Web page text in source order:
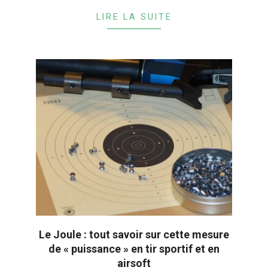
LIRE LA SUITE
Le Joule : tout savoir sur cette mesure
de « puissance » en tir sportif et en
airsoft